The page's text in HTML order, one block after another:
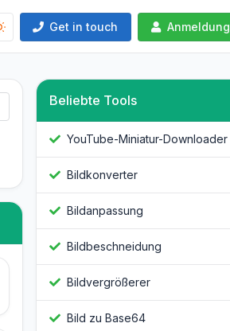
Get in touch Anmeldung
Beliebte Tools
YouTube-Miniatur-Downloader
Bildkonverter
Bildanpassung
Bildbeschneidung
Bildvergrößerer
Bild zu Base64